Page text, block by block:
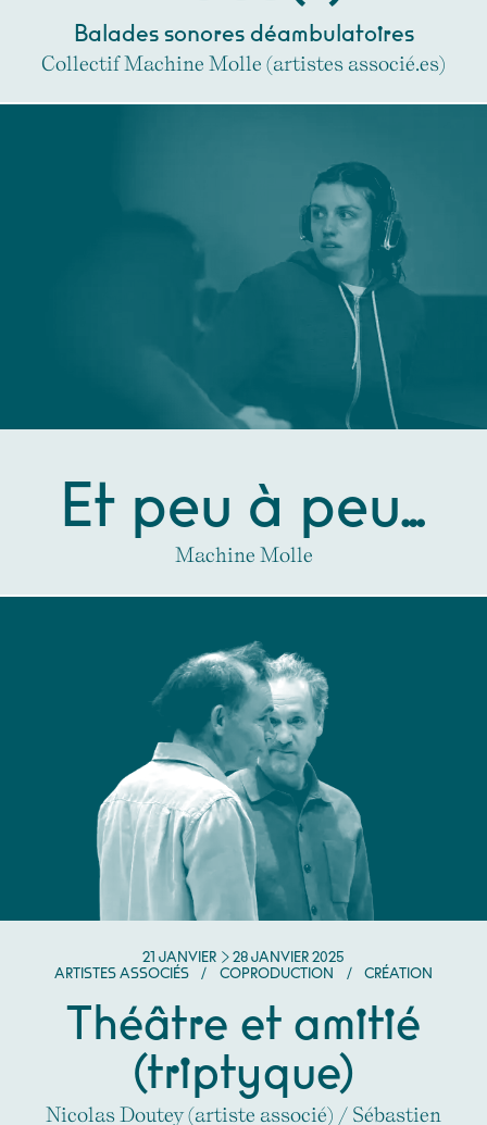
Balades sonores déambulatoires
Collectif Machine Molle (artistes associé.es)
Et peu à peu…
Machine Molle
DU
21 JANVIER
JANVIER AU
28 JANVIER
JANVIER 2025
ARTISTES ASSOCIÉS
/ COPRODUCTION / CRÉATION
Théâtre et amitié
(triptyque)
Nicolas Doutey (artiste associé) / Sébastien